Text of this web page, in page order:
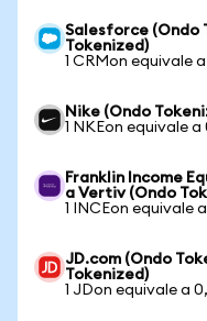
Salesforce (Ondo
Tokenized)
1 CRMon equivale
Nike (Ondo
1 NKEon equivale a
Franklin Income
a Vertiv (Ondo
1 INCEon equivale
JD.com (Ondo
Tokenized)
1 JDon equivale a